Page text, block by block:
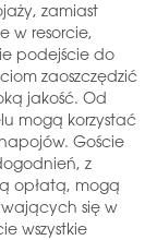
zamiast
w resorcie,
podejście do
zaoszczędzić
jakość. Od
mogą korzystać
Goście
z
opłatą, mogą
się w
wszystkie